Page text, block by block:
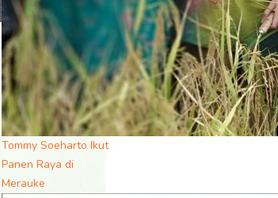
Tommy Soeharto Ikut
Panen Raya di
Merauke